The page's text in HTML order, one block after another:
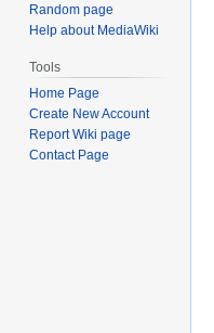
Random page
Help about MediaWiki
Tools
Home Page
Create New Account
Report Wiki page
Contact Page